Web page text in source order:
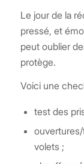
Le jour de la
pressé, et
peut oublier
protège.
Voici une
test des
volets ;